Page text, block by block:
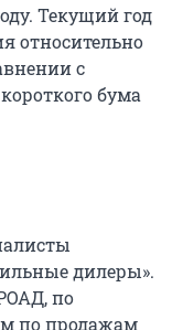
Текущий год
относительно
с
бума
дилеры».
по
по продажам